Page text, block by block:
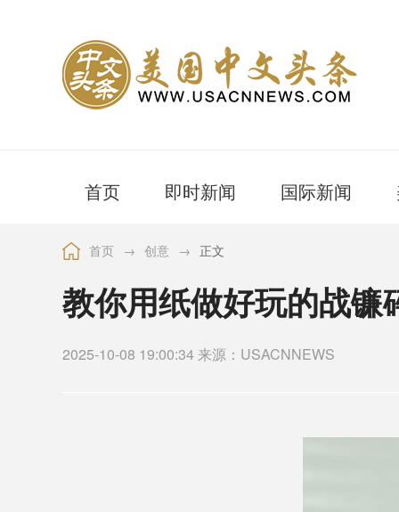
首页 即时新闻 国际新闻
首页 → 创意 → 正文
教你用纸做好玩的战镰
2025-10-08 19:00:34 来源：USACNNEWS